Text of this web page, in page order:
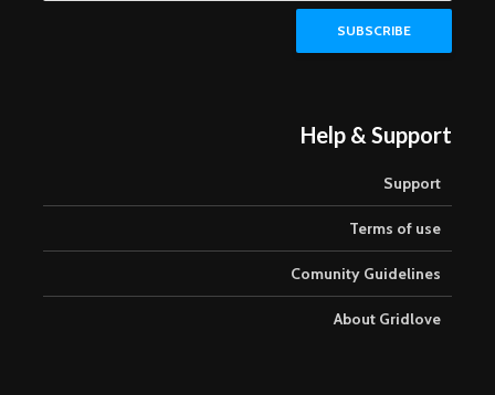
Help & Support
Support
Terms of use
Comunity Guidelines
About Gridlove